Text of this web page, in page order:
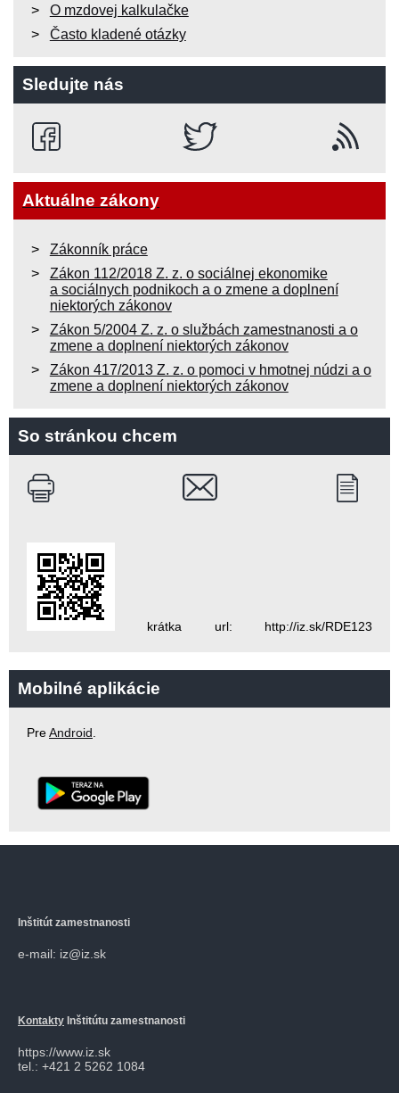
O mzdovej kalkulačke
Často kladené otázky
Sledujte nás
Aktuálne zákony
Zákonník práce
Zákon 112/2018 Z. z. o sociálnej ekonomike
a sociálnych podnikoch a o zmene a doplnení
niektorých zákonov
Zákon 5/2004 Z. z. o službách zamestnanosti a o
zmene a doplnení niektorých zákonov
Zákon 417/2013 Z. z. o pomoci v hmotnej núdzi a o
zmene a doplnení niektorých zákonov
So stránkou chcem
krátka url: http://iz.sk/RDE123
Mobilné aplikácie
PreAndroid.
Inštitút zamestnanosti
e-mail: iz@iz.sk
Kontakty Inštitútu zamestnanosti
https://www.iz.sk
tel.: +421 2 5262 1084